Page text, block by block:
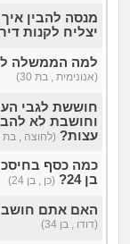
מנסה להבין
יצליח לקנות
למה הממשלה
(אנונימית , בת 30)
חוששת לגבי
וחושבת לא
עצות? (לחוצה , בת 18)
כמה כסף
בן 24?
(כן , בן 24)
האם אתם
(דודו , בן 34)